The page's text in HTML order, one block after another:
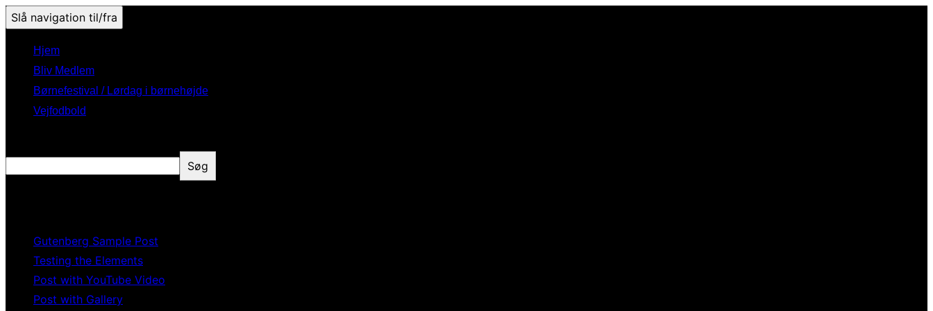
Slå navigation til/fra
Hjem
Bliv Medlem
Børnefestival / Lørdag i børnehøjde
Vejfodbold
Søg
Gutenberg Sample Post
Testing the Elements
Post with YouTube Video
Post with Gallery